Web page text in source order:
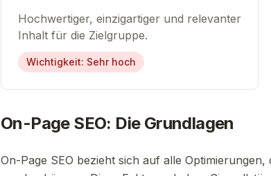
Hochwertiger, einzigartiger und relevanter
Inhalt für die Zielgruppe.
Wichtigkeit: Sehr hoch
On-Page SEO: Die Grundlagen
On-Page SEO bezieht sich auf alle